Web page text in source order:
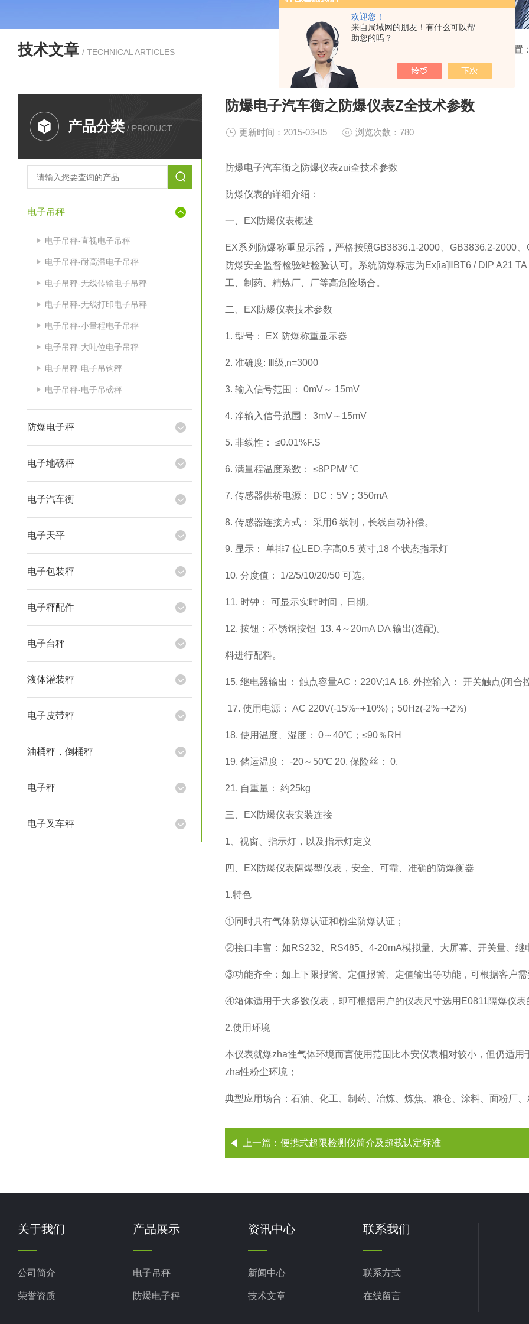
欢迎您！
来自局域网的朋友！有什么可以帮
助您的吗？
技术文章 / TECHNICAL ARTICLES 我的位置：
产品分类 / PRODUCT
电子吊秤
电子吊秤-直视电子吊秤
电子吊秤-耐高温电子吊秤
电子吊秤-无线传输电子吊秤
电子吊秤-无线打印电子吊秤
电子吊秤-小量程电子吊秤
电子吊秤-大吨位电子吊秤
电子吊秤-电子吊钩秤
电子吊秤-电子吊磅秤
防爆电子秤
电子地磅秤
电子汽车衡
电子天平
电子包装秤
电子秤配件
电子台秤
液体灌装秤
电子皮带秤
油桶秤，倒桶秤
电子秤
电子叉车秤
防爆电子汽车衡之防爆仪表Z全技术参数
更新时间：2015-03-05 浏览次数：780
防爆电子汽车衡之防爆仪表zui全技术参数
防爆仪表的详细介绍：
一、 EX防爆仪表概述
EX系列防爆称重显示器，严格按照GB3836.1-2000 、GB3836.2-2000
防爆安全监督检验站检验认可。系统防爆标志为Ex[ia] BT6 / DIP A21 TA
工、制药、精炼厂、厂等高危险场合。
二、 EX防爆仪表技术参数
1. 型号： EX 防爆称重显示器
2. 准确度: Ⅲ级,n=3000
3. 输入信号范围： 0mV～ 15mV
4. 净输入信号范围： 3mV～ 15mV
5. 非线性： ≤0.01%F.S
6. 满量程温度系数： ≤8PPM/ ℃
7. 传感器供桥电源： DC ： 5V ； 350mA
8. 传感器连接方式： 采用6 线制，长线自动补偿。
9. 显示： 单排7 位 LED,字高0.5 英寸,18 个状态指示灯
10. 分度值： 1/2/5/10/20/50 可选。
11. 时钟： 可显示实时时间，日期。
12. 按钮：不锈钢按钮 13. 4～ 20mA DA 输出(选配)。
料进行配料。
15. 继电器输出： 触点容量AC ： 220V;1A 16. 外控输入： 开关触点(闭合
17. 使用电源： AC 220V(-15%~+10%) ； 50Hz(-2%~+2%)
18. 使用温度、湿度： 0～40℃；≤90％ RH
19. 储运温度： -20～ 50℃ 20. 保险丝： 0.
21. 自重量： 约25kg
三、 EX防爆仪表安装连接
1 、视窗、指示灯，以及指示灯定义
四、 EX防爆仪表隔爆型仪表，安全、可靠、准确的防爆衡器
1.特色
①同时具有气体防爆认证和粉尘防爆认证；
②接口丰富：如RS232 RS485 4-20mA模拟量、大屏幕、开关量、继
③功能齐全：如上下限报警、定值报警、定值输出等功能，可根据客户需
④箱体适用于大多数仪表，即可根据用户的仪表尺寸选用 E0811隔爆仪表
2.使用环境
本仪表就爆zha性气体环境而言使用范围比本安仪表相对较小，但仍适用
zha性粉尘环境；
典型应用场合：石油、化工、制药、冶炼、炼焦、粮仓、涂料、面粉厂
上一篇： 便携式超限检测仪简介及超载认定标准
关于我们
公司简介
荣誉资质
产品展示
电子吊秤
防爆电子秤
资讯中心
新闻中心
技术文章
联系我们
联系方式
在线留言